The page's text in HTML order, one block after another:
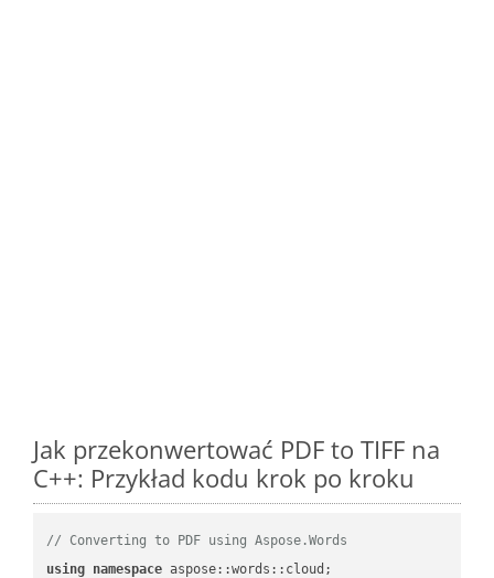
Jak przekonwertować PDF to TIFF na
C++: Przykład kodu krok po kroku
// Converting to PDF using Aspose.Words
using namespace